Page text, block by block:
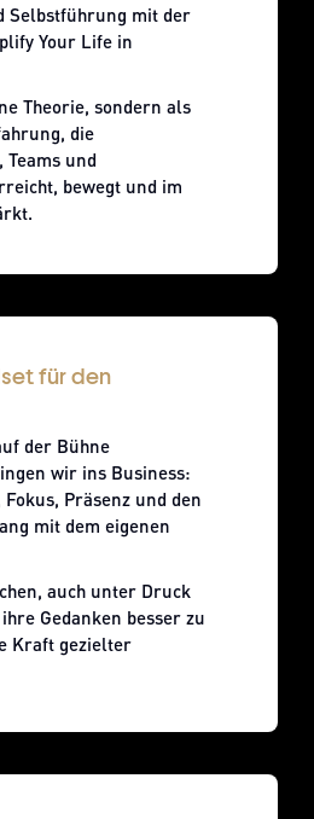
Selbstführung mit der
Your Life in
Theorie, sondern als
die
und
bewegt und im
für den
der Bühne
wir ins Business:
Präsenz und den
mit dem eigenen
auch unter Druck
Gedanken besser zu
Kraft gezielter